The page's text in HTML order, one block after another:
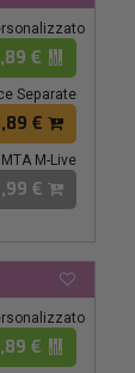
€
Separate
€
MTA M-Live
€
€